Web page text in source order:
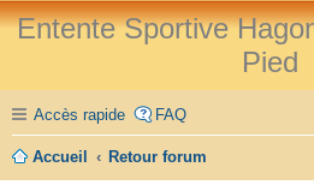
Entente Sportive
Pied
Accès rapide FAQ
Accueil Retour forum